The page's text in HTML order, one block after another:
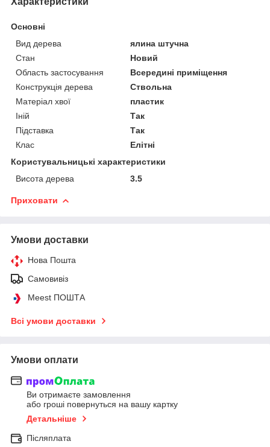
Основні
Вид дерева
ялина штучна
Стан
Новий
Область застосування
Всередині приміщення
Конструкція дерева
Ствольна
Матеріал хвої
пластик
Іній
Так
Підставка
Так
Клас
Елітні
Користувальницькі характеристики
Висота дерева
3.5
Приховати
Умови доставки
Нова Пошта
Самовивіз
Meest ПОШТА
Всі умови доставки
Умови оплати
Ви отримаєте замовлення
або гроші повернуться на вашу картку
Детальніше
Післяплата